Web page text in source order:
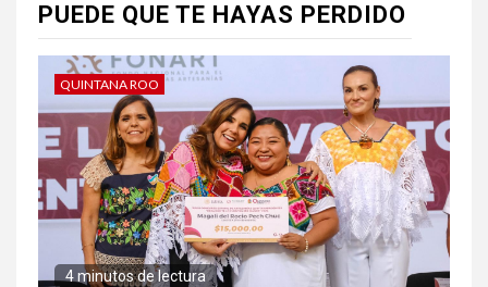
PUEDE QUE TE HAYAS PERDIDO
QUINTANA ROO
4 minutos de lectura